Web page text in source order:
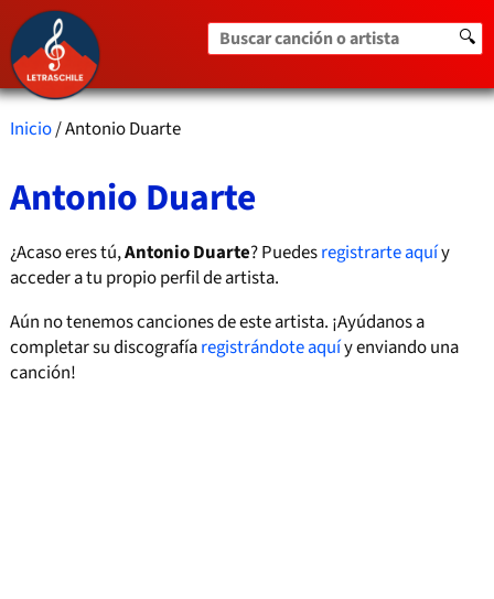
Buscar canción o artista 🔍
Inicio/ Antonio Duarte
Antonio Duarte
¿Acaso eres tú,Antonio Duarte? Puedesregistrarte aquíy
acceder a tu propio perfil de artista.
Aún no tenemos canciones de este artista. ¡Ayúdanos a
completar su discografíaregistrándote aquíy enviando una
canción!